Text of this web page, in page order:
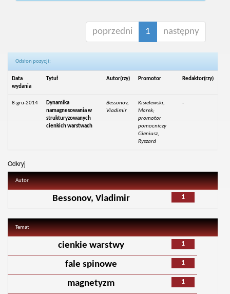
poprzedni 1 następny
Odsłon pozycji:
Data
wydania
Tytuł Autor(rzy) Promotor Redaktor(rzy)
8-gru-2014
Dynamika
namagnesowania w
strukturyzowanych
cienkich warstwach
Bessonov,
Vladimir
Kisielewski,
Marek;
promotor
pomocniczy
Gieniusz,
Ryszard
-
Odkryj
Autor
1
Bessonov, Vladimir
Temat
1
cienkie warstwy
1
fale spinowe
1
magnetyzm